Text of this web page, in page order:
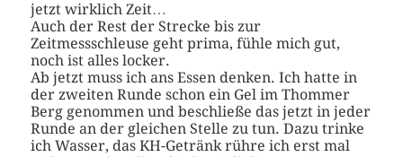
jetzt wirklich Zeit…
Auch der Rest der Strecke bis zur
Zeitmessschleuse geht prima, fühle mich gut,
noch ist alles locker.
Ab jetzt muss ich ans Essen denken. Ich hatte in
der zweiten Runde schon ein Gel im Thommer
Berg genommen und beschließe das jetzt in jeder
Runde an der gleichen Stelle zu tun. Dazu trinke
ich Wasser, das KH-Getränk rühre ich erst mal